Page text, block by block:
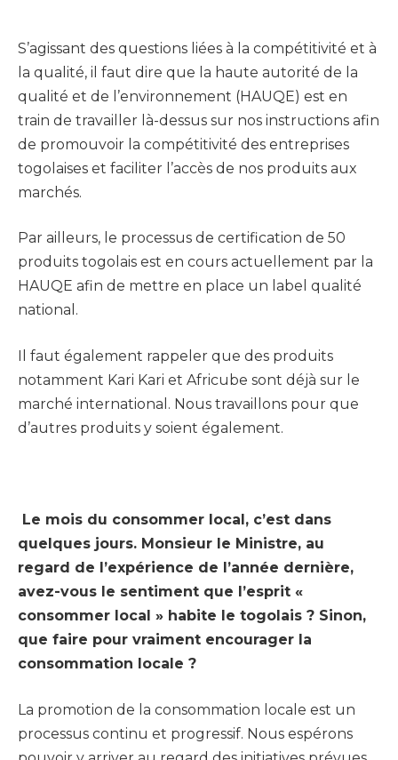
S’agissant des questions liées à la compétitivité et à
la qualité, il faut dire que la haute autorité de la
qualité et de l’environnement (HAUQE) est en
train de travailler là-dessus sur nos instructions afin
de promouvoir la compétitivité des entreprises
togolaises et faciliter l’accès de nos produits aux
marchés.
Par ailleurs, le processus de certification de 50
produits togolais est en cours actuellement par la
HAUQE afin de mettre en place un label qualité
national.
Il faut également rappeler que des produits
notamment Kari Kari et Africube sont déjà sur le
marché international. Nous travaillons pour que
d’autres produits y soient également.
Le mois du consommer local, c’est dans
quelques jours. Monsieur le Ministre, au
regard de l’expérience de l’année dernière,
avez-vous le sentiment que l’esprit «
consommer local » habite le togolais ? Sinon,
que faire pour vraiment encourager la
consommation locale ?
La promotion de la consommation locale est un
processus continu et progressif. Nous espérons